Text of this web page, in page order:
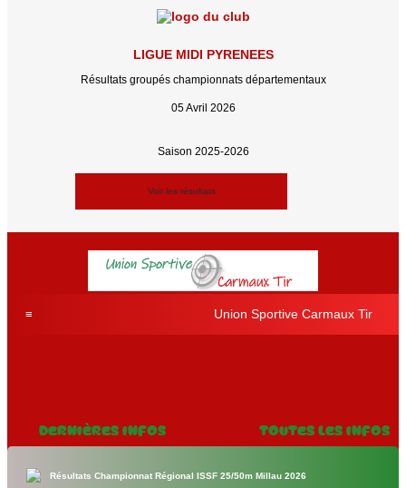
LIGUE MIDI PYRENEES
Résultats groupés championnats départementaux
05 Avril 2026
Saison 2025-2026
Voir les résultats
Union Sportive Carmaux Tir
Dernières Infos Toutes les Infos
Résultats Championnat Régional ISSF 25/50m Millau 2026